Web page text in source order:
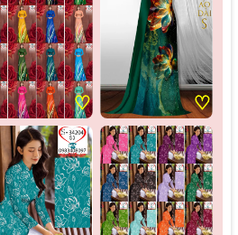
♡ ♡